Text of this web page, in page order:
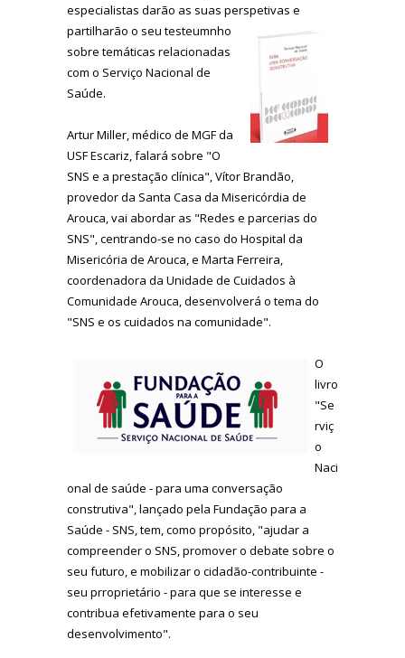
especialistas darão as suas perspetivas e
partilharão o seu testeumnho
sobre temáticas relacionadas
com o Serviço Nacional de
Saúde.
Artur Miller, médico de MGF da
USF Escariz, falará sobre "O
SNS e a prestação clínica", Vítor Brandão,
provedor da Santa Casa da Misericórdia de
Arouca, vai abordar as "Redes e parcerias do
SNS", centrando-se no caso do Hospital da
Misericória de Arouca, e Marta Ferreira,
coordenadora da Unidade de Cuidados à
Comunidade Arouca, desenvolverá o tema do
"SNS e os cuidados na comunidade".
O
livro
"Se
rviç
o
Naci
onal de saúde - para uma conversação
construtiva", lançado pela Fundação para a
Saúde - SNS, tem, como propósito, "ajudar a
compreender o SNS, promover o debate sobre o
seu futuro, e mobilizar o cidadão-contribuinte -
seu prroprietário - para que se interesse e
contribua efetivamente para o seu
desenvolvimento".